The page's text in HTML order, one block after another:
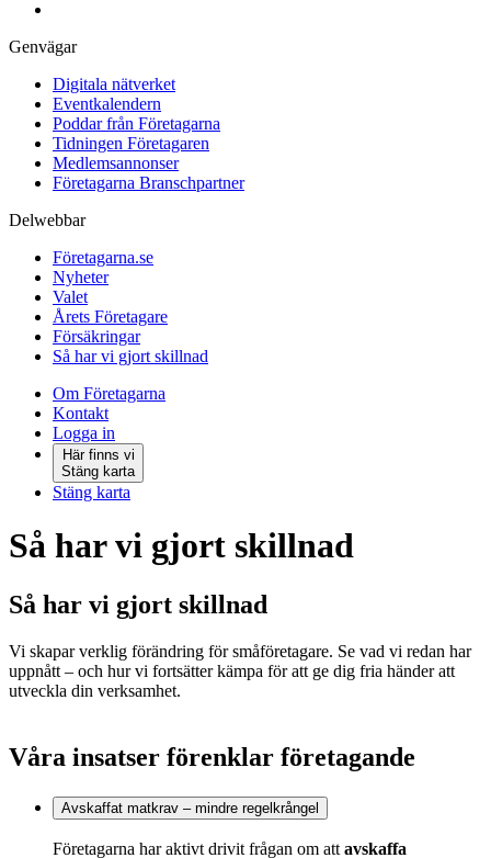
Genvägar
Digitala nätverket
Eventkalendern
Poddar från Företagarna
Tidningen Företagaren
Medlemsannonser
Företagarna Branschpartner
Delwebbar
Företagarna.se
Nyheter
Valet
Årets Företagare
Försäkringar
Så har vi gjort skillnad
Om Företagarna
Kontakt
Logga in
Här finns vi
Stäng karta
Stäng karta
Så har vi gjort skillnad
Så har vi gjort skillnad
Vi skapar verklig förändring för småföretagare. Se vad vi redan har
uppnått – och hur vi fortsätter kämpa för att ge dig fria händer att
utveckla din verksamhet.
Våra insatser förenklar företagande
Avskaffat matkrav – mindre regelkrångel
Företagarna har aktivt drivit frågan om att avskaffa